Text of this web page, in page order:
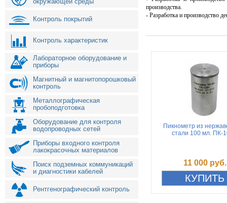
Контроль покрытий
Контроль характеристик
Лабораторное оборудование и
приборы
Магнитный и магнитопорошковый
контроль
Металлографическая
пробоподготовка
Оборудование для контроля
водопроводных сетей
Приборы входного контроля
лакокрасочных материалов
Поиск подземных коммуникаций
и диагностики кабелей
Рентгенографический контроль
производства.
- Разработка и производство
Пикнометр из
стали 100 мл. ПК-
11 000 руб.